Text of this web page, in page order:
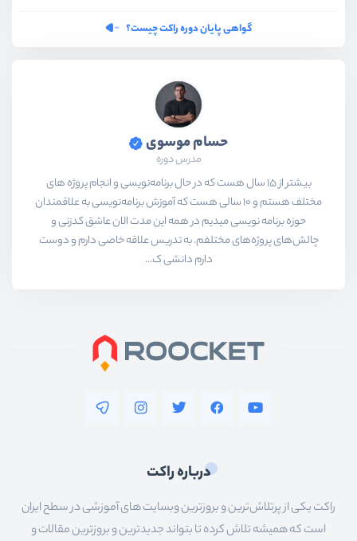
گواهی پایان دوره راکت چیست؟
حسام موسوی
مدرس دوره
بیشتر از ۱۵ سال هست که در حال برنامه‌نویسی و انجام پروژه های
مختلف هستم و ۱۰ سالی هست که آموزش برنامه‌نویسی به علاقمندان
حوزه برنامه نویسی میدیم در همه این مدت الان عاشق کدزنی و
چالش‌های پروژه‌های مختلفم. به تدریس علاقه خاصی دارم و دوست
دارم دانشی ک...
درباره راکت
راکت یکی از پرتلاش‌ترین و بروزترین وبسایت های آموزشی در سطح ایران
است که همیشه تلاش کرده تا بتواند جدیدترین و بروزترین مقالات و